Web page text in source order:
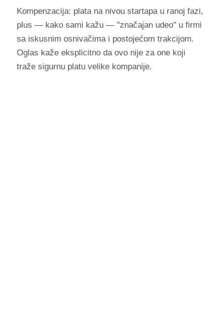
Kompenzacija: plata na nivou startapa u ranoj fazi,
plus — kako sami kažu — "značajan udeo" u firmi
sa iskusnim osnivačima i postojećom trakcijom.
Oglas kaže eksplicitno da ovo nije za one koji
traže sigurnu platu velike kompanije.